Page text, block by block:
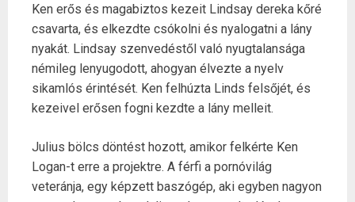
Ken erős és magabiztos kezeit Lindsay dereka kőré
csavarta, és elkezdte csókolni és nyalogatni a lány
nyakát. Lindsay szenvedéstől való nyugtalansága
némileg lenyugodott, ahogyan élvezte a nyelv
sikamlós érintését. Ken felhúzta Linds felsőjét, és
kezeivel erősen fogni kezdte a lány melleit.
Julius bölcs döntést hozott, amikor felkérte Ken
Logan-t erre a projektre. A férfi a pornóvilág
veteránja, egy képzett baszógép, aki egyben nagyon